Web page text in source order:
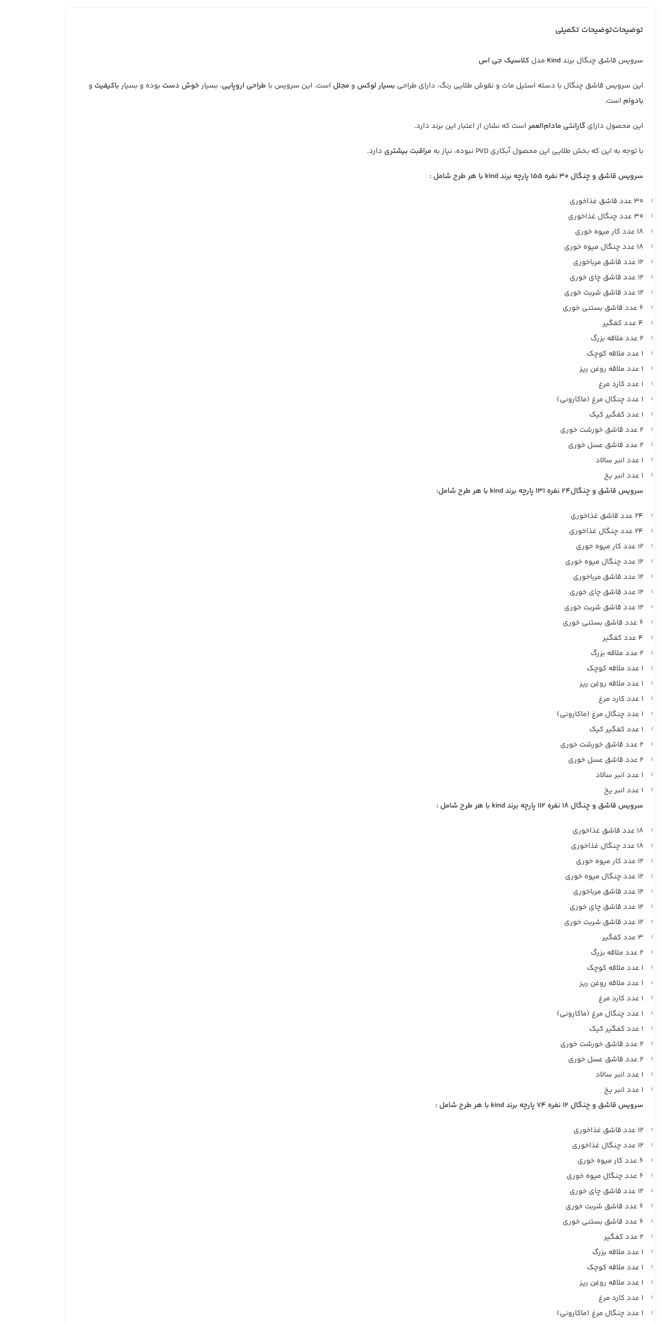
توضیحاتتوضیحات تکمیلی
سرویس قاشق چنگال برندKind مدل کلاسیک جی اس
این سرویس قاشق چنگال با دسته استیل مات و نقوش طلایی رنگ، دارای طراحی بسیار لوکس و مجلل است. این سرویس با طراحی اروپایی، بسیار خوش دست بوده و بسیارباکیفیت و
بادوام است.
این محصول دارای گارانتی مادام‌العمر است که نشان از اعتبار این برند دارد.
با توجه به این که بخش طلایی این محصول آبکاری PVD نبوده، نیاز به مراقبت بیشتری دارد.
سرویس قاشق و چنگال ۳۰ نفره ۱۵۵ پارچه برند kind با هر طرح شامل :
۳۰ عدد قاشق غذاخوری
۳۰ عدد چنگال غذاخوری
۱۸ عدد کار میوه خوری
۱۸ عدد چنگال میوه خوری
۱۲ عدد قاشق مرباخوری
۱۲ عدد قاشق چای خوری
۱۲ عدد قاشق شربت خوری
۶ عدد قاشق بستنی خوری
۴ عدد کفگیر
۲ عدد ملاقه بزرگ
۱ عدد ملاقه کوچک
۱ عدد ملاقه روغن ریز
۱ عدد کارد مرغ
۱ عدد چنگال مرغ (ماکارونی)
۱ عدد کفگیر کیک
۲ عدد قاشق خورشت خوری
۲ عدد قاشق عسل خوری
۱ عدد انبر سالاد
۱ عدد انبر یخ
سرویس قاشق و چنگال۲۴ نفره ۱۳۱ پارچه برند kind با هر طرح شامل:
۲۴ عدد قاشق غذاخوری
۲۴ عدد چنگال غذاخوری
۱۲ عدد کار میوه خوری
۱۲ عدد چنگال میوه خوری
۱۲ عدد قاشق مرباخوری
۱۲ عدد قاشق چای خوری
۱۲ عدد قاشق شربت خوری
۶ عدد قاشق بستنی خوری
۴ عدد کفگیر
۲ عدد ملاقه بزرگ
۱ عدد ملاقه کوچک
۱ عدد ملاقه روغن ریز
۱ عدد کارد مرغ
۱ عدد چنگال مرغ (ماکارونی)
۱ عدد کفگیر کیک
۲ عدد قاشق خورشت خوری
۲ عدد قاشق عسل خوری
۱ عدد انبر سالاد
۱ عدد انبر یخ
سرویس قاشق و چنگال ۱۸ نفره ۱۱۲ پارچه برند kind با هر طرح شامل :
۱۸ عدد قاشق غذاخوری
۱۸ عدد چنگال غذاخوری
۱۲ عدد کار میوه خوری
۱۲ عدد چنگال میوه خوری
۱۲ عدد قاشق مرباخوری
۱۲ عدد قاشق چای خوری
۱۲ عدد قاشق شربت خوری
۳ عدد کفگیر
۲ عدد ملاقه بزرگ
۱ عدد ملاقه کوچک
۱ عدد ملاقه روغن ریز
۱ عدد کارد مرغ
۱ عدد چنگال مرغ (ماکارونی)
۱ عدد کفگیر کیک
۲ عدد قاشق خورشت خوری
۲ عدد قاشق عسل خوری
۱ عدد انبر سالاد
۱ عدد انبر یخ
سرویس قاشق و چنگال ۱۲ نفره ۷۴ پارچه برند kind با هر طرح شامل :
۱۲ عدد قاشق غذاخوری
۱۲ عدد چنگال غذاخوری
۶ عدد کار میوه خوری
۶ عدد چنگال میوه خوری
۱۲ عدد قاشق چای خوری
۶ عدد قاشق شربت خوری
۶ عدد قاشق بستنی خوری
۲ عدد کفگیر
۱ عدد ملاقه بزرگ
۱ عدد ملاقه کوچک
۱ عدد ملاقه روغن ریز
۱ عدد کارد مرغ
۱ عدد چنگال مرغ (ماکارونی)